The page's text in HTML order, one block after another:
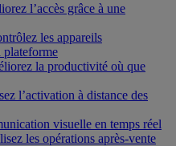
l’accès grâce à une
les appareils
plateforme
la productivité où que
l’activation à distance des
visuelle en temps réel
les opérations après-vente